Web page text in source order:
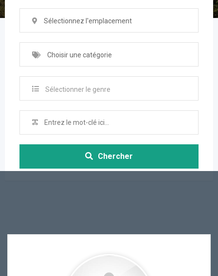
Sélectionnez l'emplacement
Choisir une catégorie
Sélectionner le genre
Chercher